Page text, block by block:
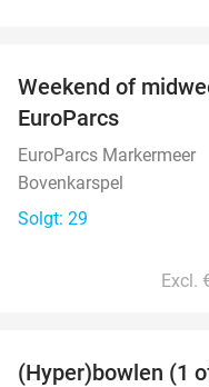
Weekend of
EuroParcs
EuroParcs Markermeer
Bovenkarspel
Solgt: 29
Excl.
(Hyper)bowlen (1